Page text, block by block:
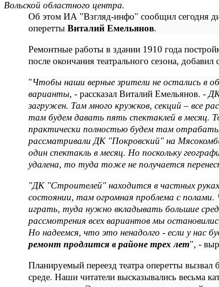
Вольской областного центра.
Об этом ИА "Взгляд-инфо" сообщил сегодня
оперетты Виталий Емельянов.
Ремонтные работы в здании 1910 года
после окончания театрального сезона, добавил
"Чтобы наши верные зрители не остались в
варианты, - рассказал Виталий Емельянов. -
загружен. Там много кружков, секций – все
там будем давать пять спектаклей в месяц.
практически полностью будем там
рассматривали ДК "Покровский" на
один спектакль в месяц. Но поскольку
удалена, то туда тоже не получается
"ДК "Строителей" находится в частных
состоянии, там огромная проблема с
играть, туда нужно вкладывать большие
рассмотрения всех вариантов мы
Но надеемся, что это ненадолго - если у нас
ремонт продлится в районе трех лет", -
Планируемый переезд театра оперетты вызвал
среде. Наши читатели высказывались весьма